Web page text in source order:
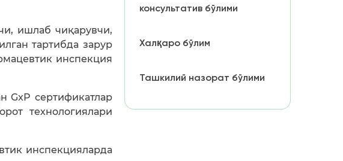
ишлаб чиқарувчи,
тартибда зарур
инспекция
GxP сертификатлар
технологиялари
инспекцияларда
консультатив бўлими
Халқаро бўлим
Ташкилий назорат бўлими